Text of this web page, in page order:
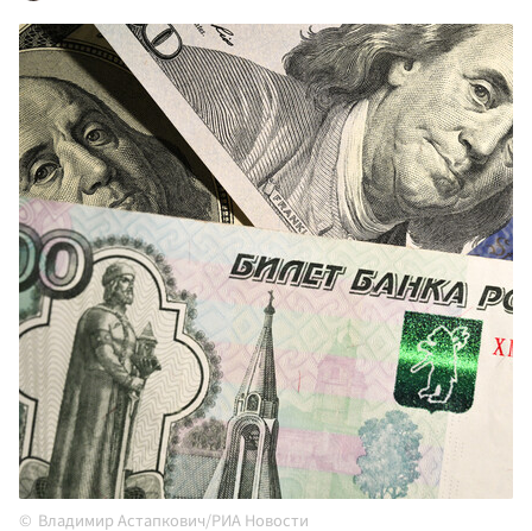
Владимир Астапкович/РИА Новости